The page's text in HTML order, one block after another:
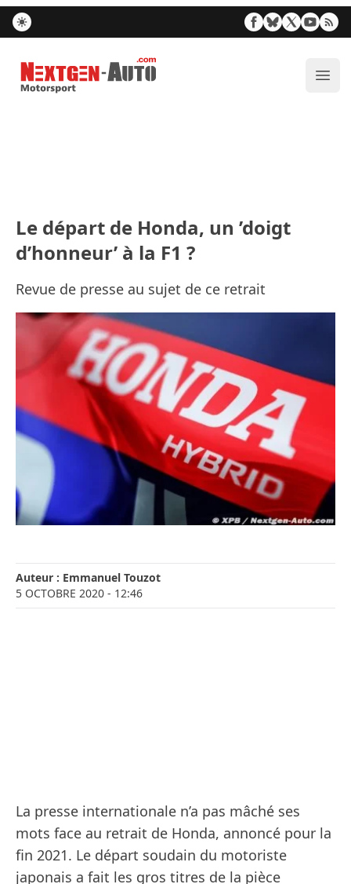
Nextgen-Auto.com
Le départ de Honda, un ’doigt
d’honneur’ à la F1 ?
Revue de presse au sujet de ce retrait
Auteur : Emmanuel Touzot
5 OCTOBRE 2020 - 12:46
La presse internationale n’a pas mâché ses
mots face au retrait de Honda, annoncé pour la
fin 2021. Le départ soudain du motoriste
japonais a fait les gros titres de la pièce